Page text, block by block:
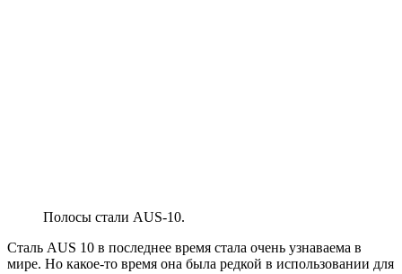
Полосы стали AUS-10.
Сталь AUS 10 в последнее время стала очень узнаваема в
мире. Но какое-то время она была редкой в использовании для